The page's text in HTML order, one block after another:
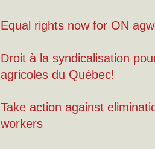
Equal rights now for ON
Droit à la syndicalisation
agricoles du Québec!
Take action against
workers